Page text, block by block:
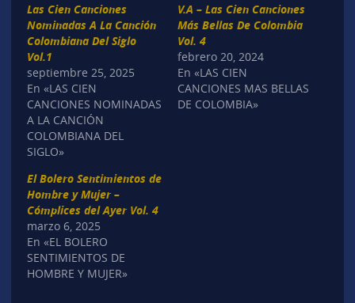
Las Cien Canciones
Nominadas A La Canción
Colombiana Del Siglo
Vol.1
septiembre 25, 2025
En «LAS CIEN
CANCIONES NOMINADAS
A LA CANCIÓN
COLOMBIANA DEL
SIGLO»
V.A – Las Cien Canciones
Más Bellas De Colombia
Vol. 4
febrero 20, 2024
En «LAS CIEN
CANCIONES MAS BELLAS
DE COLOMBIA»
El Bolero Sentimientos de
Hombre y Mujer –
Cómplices del Ayer Vol. 4
marzo 6, 2025
En «EL BOLERO
SENTIMIENTOS DE
HOMBRE Y MUJER»